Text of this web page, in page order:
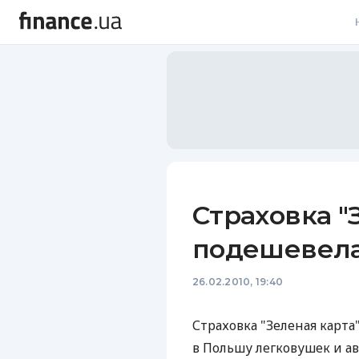
Страховка
26.02.2010, 19:40
Страховка "Зеленая
в Польшу легковушек и